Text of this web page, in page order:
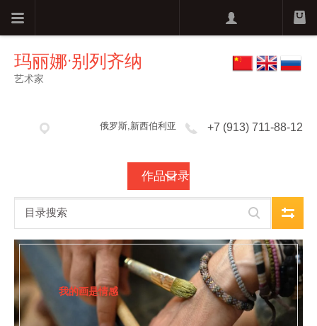
玛丽娜·别列齐纳
艺术家
俄罗斯,新西伯利亚 +7 (913) 711-88-12
作品目录
我的画是情感